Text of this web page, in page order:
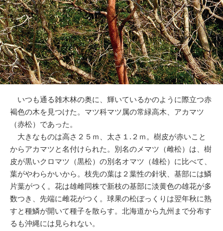
いつも通る雑木林の奥に、輝いているかのように際立つ赤
褐色の木を見つけた。マツ科マツ属の常緑高木、アカマツ
（赤松）であった。
大きなものは高さ２５ｍ、太さ１.２ｍ。樹皮が赤いこと
からアカマツと名付けられた。別名のメマツ（雌松）は、樹
皮が黒いクロマツ（黒松）の別名オマツ（雄松）に比べて、
葉がやわらかいから。枝先の葉は２葉性の針状、基部には鱗
片葉がつく。花は雄雌同株で新枝の基部に淡黄色の雄花が多
数つき、先端に雌花がつく。球果の松ぼっくりは翌年秋に熟
すと種鱗が開いて種子を散らす。北海道から九州まで分布す
るも沖縄には見られない。